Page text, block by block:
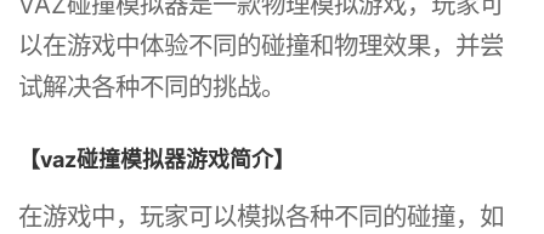
以在游戏中体验不同的碰撞和物理效果，并尝
试解决各种不同的挑战。
【vaz碰撞模拟器游戏简介】
在游戏中，玩家可以模拟各种不同的碰撞，如